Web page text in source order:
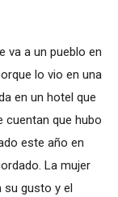
va a un pueblo en
lo vio en una
en un hotel que
cuentan que hubo
este año en
La mujer
su gusto y el